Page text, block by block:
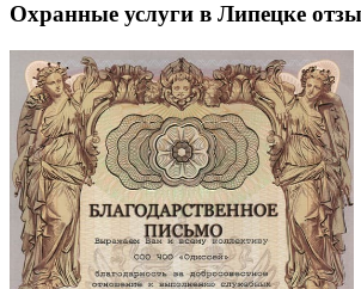
Охранные услуги в Липецке